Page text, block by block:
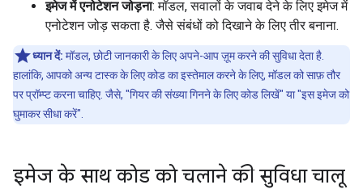
इमेज में एनोटेशन जोड़ना: मॉडल, सवालों के जवाब देने के लिए इमेज में
एनोटेशन जोड़ सकता है. जैसे संबंधों को दिखाने के लिए तीर बनाना.
ध्यान दें: मॉडल, छोटी जानकारी के लिए अपने-आप ज़ूम करने की सुविधा देता है.
हालांकि, आपको अन्य टास्क के लिए कोड का इस्तेमाल करने के लिए, मॉडल को साफ़ तौर
पर प्रॉम्प्ट करना चाहिए. जैसे, "गियर की संख्या गिनने के लिए कोड लिखें" या "इस इमेज को
घुमाकर सीधा करें".
इमेज के साथ कोड को चलाने की सुविधा चालू